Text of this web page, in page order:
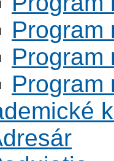
Program
Program
Program